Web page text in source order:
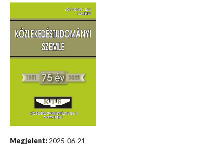
Megjelent: 2025-06-21